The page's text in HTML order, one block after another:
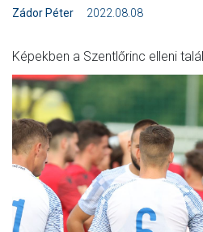
HÍREK
KLUB
SZURKOLÓI
Zádor Péter 2022.08.08
Képekben a Szentlőrinc elleni